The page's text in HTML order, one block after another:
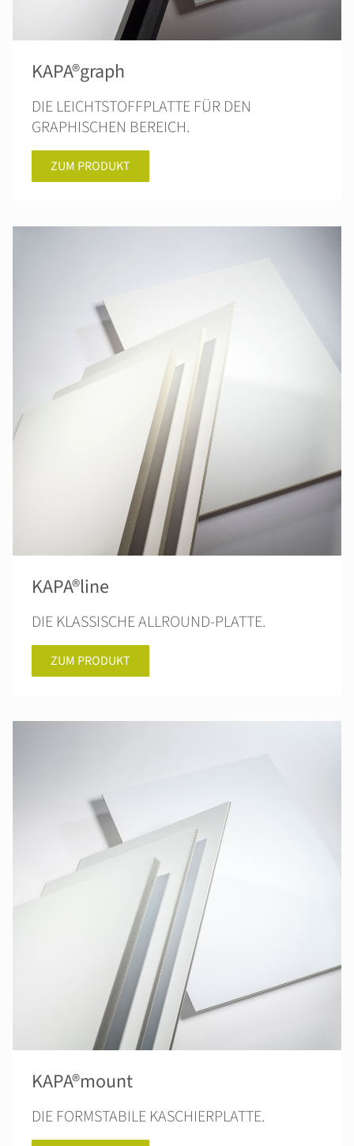
KAPA®graph
DIE LEICHTSTOFFPLATTE FÜR DEN
GRAPHISCHEN BEREICH.
ZUM PRODUKT
KAPA®line
DIE KLASSISCHE ALLROUND-PLATTE.
ZUM PRODUKT
KAPA®mount
DIE FORMSTABILE KASCHIERPLATTE.